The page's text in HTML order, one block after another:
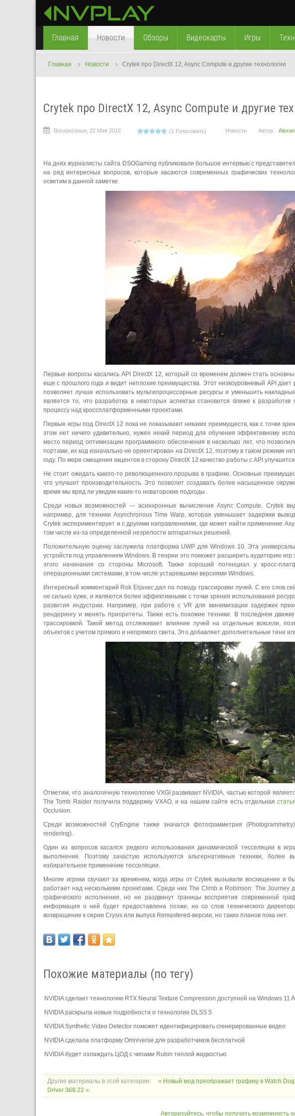
Главная Новости Обзоры Видеокарты Игры
Главная Новости Crytek про DirectX 12, Async Compute и другие технологии
Crytek про DirectX 12, Async Compute и другие
Воскресенье, 22 Мая 2016 (1 Голосовать) Новости Автор
На днях журналисты сайта DSOGaming публиковали большое интервью с
на ряд интересных вопросов, которые касаются современных графических
осветим в данной заметке.
Первые вопросы касались API DirectX 12, который со временем должен стать
еще с прошлого года и видит неплохие преимущества. Этот низкоуровневый API
позволяет лучше использовать мультипроцессорные ресурсы и уменьшить
является то, что разработка в некоторых аспектах становится ближе к
процессу над кроссплатформенными проектами.
Первые игры под DirectX 12 пока не показывают никаких преимуществ, как с точки
этом нет ничего удивительно, нужен некий период для обучения эффективному
место период оптимизации программного обеспечения в несколько лет, что
портами, их код изначально не ориентирован на DirectX 12, поэтому в таком режиме
году. По мере смещения акцентов в сторону DirectX 12 качество работы с API
Не стоит ожидать какого-то революционного прорыва в графике. Основные
что улучшит производительность. Это позволит создавать более насыщенное
время мы вряд ли увидим какие-то новаторские подходы.
Среди новых возможностей — асинхронные вычисления Async Compute. Crytek
например, для техники Asynchronous Time Warp, которая уменьшает задержки
Crytek экспериментирует и с другими направлениями, где может найти применение
том числе из-за определенной незрелости аппаратных решений.
Положительную оценку заслужила платформа UWP для Windows 10. Эта
устройств под управлением Windows. В теории это поможет расширить аудиторию
этого начинания со стороны Microsoft. Также хороший потенциал у кросс-
операционными системами, в том числе устаревшими версиями Windows.
Интересный комментарий Rok Erjavec дал по поводу трассировки лучей. С его слов
не сильно хуже, и являются более эффективными с точки зрения использования
развития индустрии. Например, при работе с VR для минимизации задержек
рендерингу и менять приоритеты. Также есть похожие техники. В последнем
трассировкой. Такой метод отслеживает влияние лучей на отдельные воксели,
объектов с учетом прямого и непрямого света. Это добавляет дополнительные тени
Отметим, что аналогичную технологию VXGI развивает NVIDIA, частью которой
The Tomb Raider получила поддержку VXAO, и на нашем сайте есть отдельнаястатья
Occlusion.
Среди возможностей CryEngine также значатся фотограмметрия
rendering).
Один из вопросов касался редкого использования динамической тесселяции в
выполнение. Поэтому зачастую используются альтернативные техники, более
избирательное применение тесселяции.
Многие игроки скучают за временем, когда игры от Crytek вызывали восхищение и
работает над несколькими проектами. Среди них The Climb и Robinson: The Journey
графического исполнения, но не раздвинут границы восприятия современной
информация о ней будет предоставлена позже, но со слов технического
возвращение к серии Crysis или выпуск Remastered-версии, но таких планов пока нет.
Похожие материалы (по тегу)
NVIDIA сделает технологию RTX Neural Texture Compression доступной на Windows 11
NVIDIA раскрыла новые подробности о технологии DLSS 5
NVIDIA Synthetic Video Detector поможет идентифицировать сгенерированные видео
NVIDIA сделала платформу Omniverse для разработчиков бесплатной
NVIDIA будет охлаждать ЦОД с чипами Rubin теплой жидкостью
Другие материалы в этой категории: « Новый мод преображает графику в Watch
Driver 368.22 »
Авторизуйтесь, чтобы получить возможность